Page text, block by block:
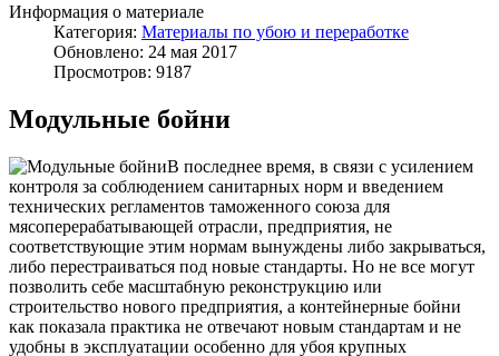
Информация о материале
Категория: Материалы по убою и переработке
Обновлено: 24 мая 2017
Просмотров: 9187
Модульные бойни
В последнее время, в связи с усилением
контроля за соблюдением санитарных норм и введением
технических регламентов таможенного союза для
мясоперерабатывающей отрасли, предприятия, не
соответствующие этим нормам вынуждены либо закрываться,
либо перестраиваться под новые стандарты. Но не все могут
позволить себе масштабную реконструкцию или
строительство нового предприятия, а контейнерные бойни
как показала практика не отвечают новым стандартам и не
удобны в эксплуатации особенно для убоя крупных